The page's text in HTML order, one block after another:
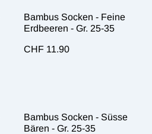
Bambus Socken - Feine
Erdbeeren - Gr. 25-35
CHF 11.90
Bambus Socken - Süsse
Bären - Gr. 25-35